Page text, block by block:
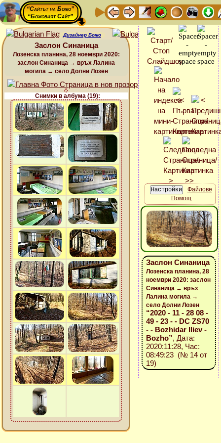
“Сайтът на Божо”
“Божовият Сайт”
Дизайнер Божо
Заслон Синаница
Лозенска планина, 28 ноември 2020:
заслон Синаница → връх Лалина
могила → село Долни Лозен
Снимки в албума (19):
Файлове
Помощ
Заслон Синаница
Лозенска планина, 28
ноември 2020: заслон
Синаница → връх
Лалина могила →
село Долни Лозен
“2020 - 11 - 28 08 -
49 - 23 - - DC ZS70
- - Bozhidar Iliev -
Bozho”, Дата:
2020:11:28, Час:
08:49:23 (№ 14 от
19)